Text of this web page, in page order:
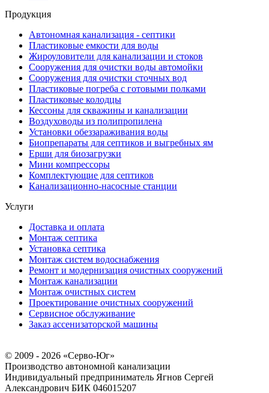
Продукция
Автономная канализация - септики
Пластиковые емкости для воды
Жироуловители для канализации и стоков
Сооружения для очистки воды автомойки
Сооружения для очистки сточных вод
Пластиковые погреба с готовыми полками
Пластиковые колодцы
Кессоны для скважины и канализации
Воздуховоды из полипропилена
Установки обеззараживания воды
Биопрепараты для септиков и выгребных ям
Ерши для биозагрузки
Мини компрессоры
Комплектующие для септиков
Канализационно-насосные станции
Услуги
Доставка и оплата
Монтаж септика
Установка септика
Монтаж систем водоснабжения
Ремонт и модернизация очистных сооружений
Монтаж канализации
Монтаж очистных систем
Проектирование очистных сооружений
Сервисное обслуживание
Заказ ассенизаторской машины
© 2009 - 2026 «Серво-Юг»
Производство автономной канализации
Индивидуальный предприниматель Ягнов Сергей
Александрович БИК 046015207